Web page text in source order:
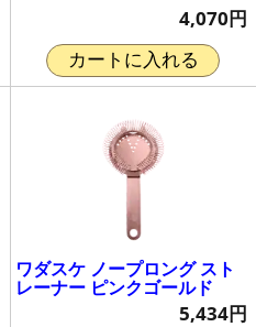
4,070円
カートに入れる
ワダスケ ノープロング スト
レーナー ピンクゴールド
5,434円